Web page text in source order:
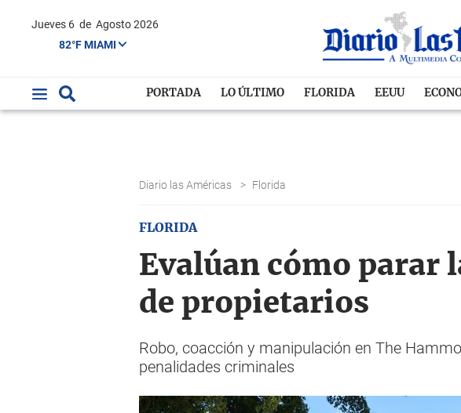
Jueves 6 de Agosto 2026
82°F MIAMI
PORTADA LO ÚLTIMO FLORIDA EEUU
Diario las Américas > Florida
FLORIDA
Evalúan cómo parar
de propietarios
Robo, coacción y manipulación en The
penalidades criminales